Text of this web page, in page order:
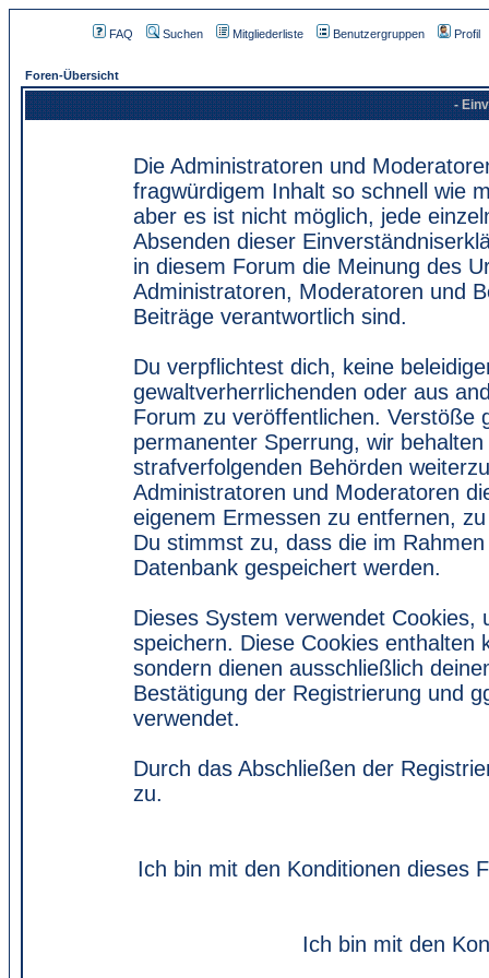
FAQ Suchen Mitgliederliste Benutzergruppen Profil
Foren-Übersicht
-
Die Administratoren und
fragwürdigem Inhalt so schnell wie
aber es ist nicht möglich, jede
Absenden dieser
in diesem Forum die Meinung des
Administratoren, Moderatoren und
Beiträge verantwortlich sind.
Du verpflichtest dich, keine
gewaltverherrlichenden oder aus
Forum zu veröffentlichen. Verstöße
permanenter Sperrung, wir
strafverfolgenden Behörden
Administratoren und Moderatoren
eigenem Ermessen zu entfernen,
Du stimmst zu, dass die im
Datenbank gespeichert werden.
Dieses System verwendet
speichern. Diese Cookies enthalten
sondern dienen ausschließlich
Bestätigung der Registrierung und
verwendet.
Durch das Abschließen der
zu.
Ich bin mit den Konditionen dieses
Ich bin mit den